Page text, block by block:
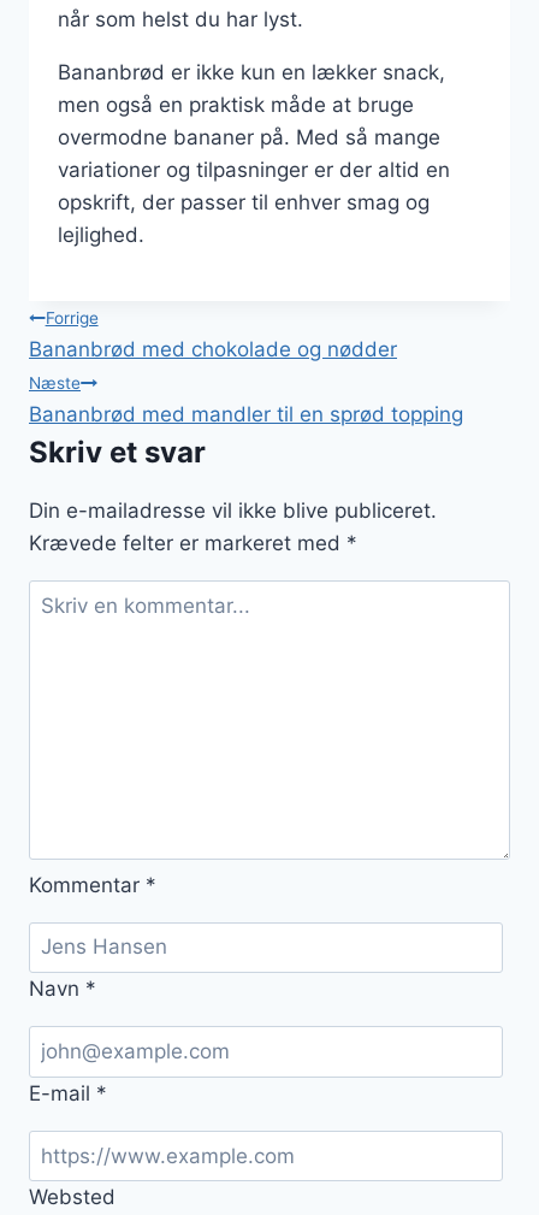
når som helst du har lyst.
Bananbrød er ikke kun en lækker snack,
men også en praktisk måde at bruge
overmodne bananer på. Med så mange
variationer og tilpasninger er der altid en
opskrift, der passer til enhver smag og
lejlighed.
Indlægsnavigation
Forrige
Bananbrød med chokolade og nødder
Næste
Bananbrød med mandler til en sprød topping
Skriv et svar
Din e-mailadresse vil ikke blive publiceret.
Krævede felter er markeret med *
Kommentar *
Navn *
E-mail *
Websted